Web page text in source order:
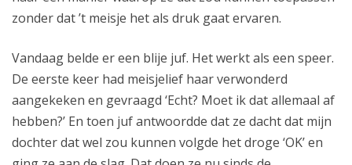
zonder dat ’t meisje het als druk gaat ervaren.
Vandaag belde er een blije juf. Het werkt als een speer.
De eerste keer had meisjelief haar verwonderd
aangekeken en gevraagd ‘Echt? Moet ik dat allemaal af
hebben?’ En toen juf antwoordde dat ze dacht dat mijn
dochter dat wel zou kunnen volgde het droge ‘OK’ en